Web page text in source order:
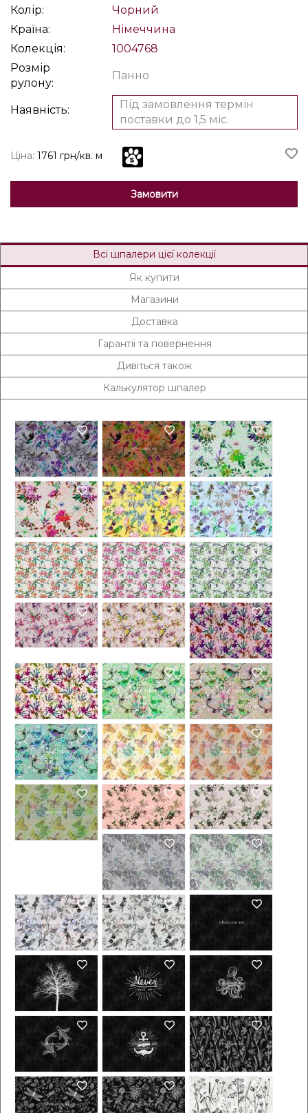
Колір:
Чорний
Країна:
Німеччина
Колекція:
1004768
Розмір
рулону:
Панно
Наявність:
Під замовлення термін
поставки до 1,5 міс.
Ціна: 1761 грн/кв. м
Замовити
Всі шпалери цієї колекції
Як купити
Магазини
Доставка
Гарантії та повернення
Дивіться також
Калькулятор шпалер